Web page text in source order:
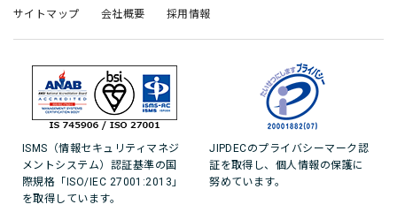
サイトマップ
会社概要 採用情報
ISMS（情報セキュリティマネジ
メントシステム）認証基準の国
際規格「ISO/IEC 27001:2013」
を取得しています。
JIPDECのプライバシーマーク認
証を取得し、個人情報の保護に
努めています。